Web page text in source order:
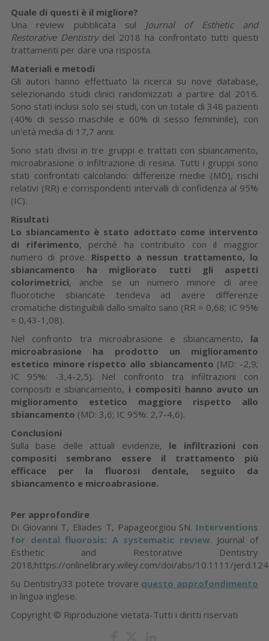
Quale di questi è il migliore?
Una review pubblicata sul Journal of Esthetic and
Restorative Dentistrydel 2018 ha confrontato tutti questi
trattamenti per dare una risposta.
Materiali e metodi
Gli autori hanno effettuato la ricerca su nove database,
selezionando studi clinici randomizzati a partire dal 2016.
Sono stati inclusi solo sei studi, con un totale di 348 pazienti
(40% di sesso maschile e 60% di sesso femminile), con
un'età media di 17,7 anni.
Sono stati divisi in tre gruppi e trattati con sbiancamento,
microabrasione o infiltrazione di resina. Tutti i gruppi sono
stati confrontati calcolando: differenze medie (MD), rischi
relativi (RR) e corrispondenti intervalli di confidenza al 95%
(IC).
Risultati
Lo sbiancamento è stato adottato come intervento
di riferimento, perché ha contribuito con il maggior
numero di prove. Rispetto a nessun trattamento, lo
sbiancamento ha migliorato tutti gli aspetti
colorimetrici, anche se un numero minore di aree
fluorotiche sbiancate tendeva ad avere differenze
cromatiche distinguibili dallo smalto sano (RR = 0,68; IC 95%
= 0,43-1,08).
Nel confronto tra microabrasione e sbiancamento, la
microabrasione ha prodotto un miglioramento
estetico minore rispetto allo sbiancamento (MD: -2,9;
IC 95%: -3,4-2,5). Nel confronto tra infiltrazioni con
compositi e sbiancamento, i compositi hanno avuto un
miglioramento estetico maggiore rispetto allo
sbiancamento (MD: 3,6; IC 95%: 2,7-4,6).
Conclusioni
Sulla base delle attuali evidenze, le infiltrazioni con
compositi sembrano essere il trattamento più
efficace per la fluorosi dentale, seguito da
sbiancamento e microabrasione.
Per approfondire
Di Giovanni T, Eliades T, Papageorgiou SN. Interventions
for dental fluorosis: A systematic review. Journal of
Esthetic and Restorative Dentistry
2018;https://onlinelibrary.wiley.com/doi/abs/10.1111/
Su Dentistry33 potete trovare questo approfondimento
in lingua inglese.
Copyright © Riproduzione vietata-Tutti i diritti riservati